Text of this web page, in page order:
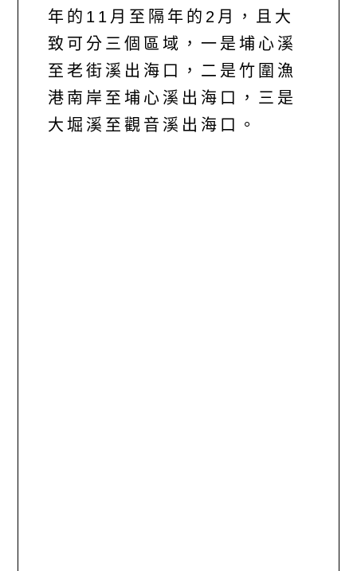
年的11月至隔年的2月，且大
致可分三個區域，一是埔心溪
至老街溪出海口，二是竹圍漁
港南岸至埔心溪出海口，三是
大堀溪至觀音溪出海口。